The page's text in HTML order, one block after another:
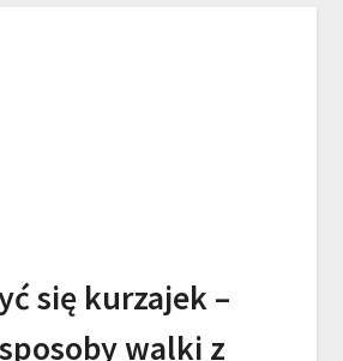
się kurzajek –
walki z